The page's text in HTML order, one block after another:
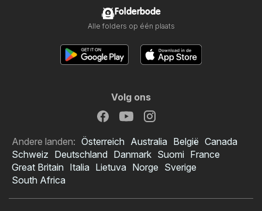
Folderbode
Alle folders op één plaats
Volg ons
Andere landen: Österreich Australia België Canada
Schweiz Deutschland Danmark Suomi France
Great Britain Italia Lietuva Norge Sverige
South Africa